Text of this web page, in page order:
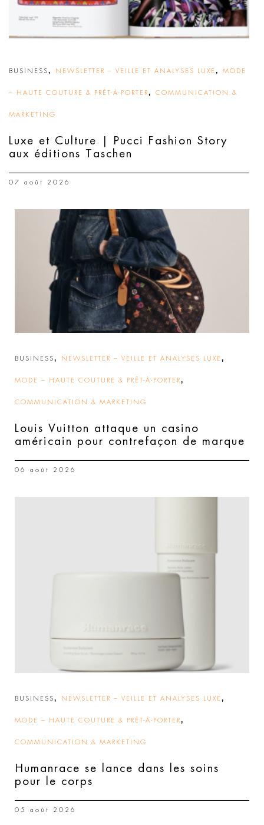
BUSINESS, NEWSLETTER – VEILLE ET ANALYSES LUXE , MODE
– HAUTE COUTURE & PRÊT-À-PORTER, COMMUNICATION &
MARKETING
Luxe et Culture | Pucci Fashion Story
aux éditions Taschen
07 août 2026
BUSINESS, NEWSLETTER – VEILLE ET ANALYSES LUXE ,
MODE – HAUTE COUTURE & PRÊT-À-PORTER,
COMMUNICATION & MARKETING
Louis Vuitton attaque un casino
américain pour contrefaçon de marque
06 août 2026
BUSINESS, NEWSLETTER – VEILLE ET ANALYSES LUXE ,
MODE – HAUTE COUTURE & PRÊT-À-PORTER,
COMMUNICATION & MARKETING
Humanrace se lance dans les soins
pour le corps
05 août 2026